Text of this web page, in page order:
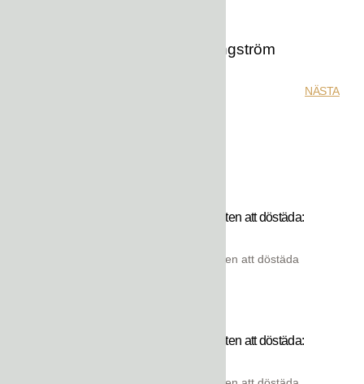
Ella Engström
NÄSTA
Den svenska konsten att döstäda:
Den svenska konsten att döstäda
Den svenska konsten att döstäda: